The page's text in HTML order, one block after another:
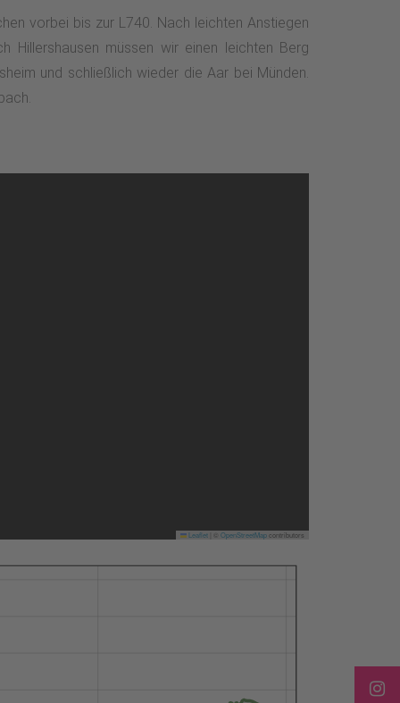
vorbei bis zur L740. Nach leichten Anstiegen
Hillershausen müssen wir einen leichten Berg
und schließlich wieder die Aar bei Münden.
Leaflet OpenStreetMapcontributors